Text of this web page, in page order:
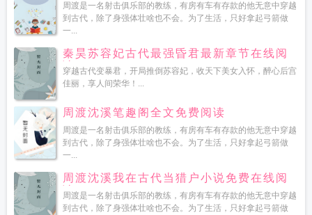
周渡是一名射击俱乐部的教练，有房有车有存款的他无意中穿越
到古代，除了身强体壮啥也不会。为了生活，只好拿起弓箭做
一...
秦昊苏容妃古代最强昏君最新章节在线阅
读
穿越古代变暴君，开局推倒苏容妃，收天下美女入怀，醉心后宫
佳丽，享人间荣华！...
周渡沈溪笔趣阁全文免费阅读
周渡是一名射击俱乐部的教练，有房有车有存款的他无意中穿越
到古代，除了身强体壮啥也不会。为了生活，只好拿起弓箭做
一...
周渡沈溪我在古代当猎户小说免费在线阅
读
周渡是一名射击俱乐部的教练，有房有车有存款的他无意中穿越
到古代，除了身强体壮啥也不会。为了生活，只好拿起弓箭做